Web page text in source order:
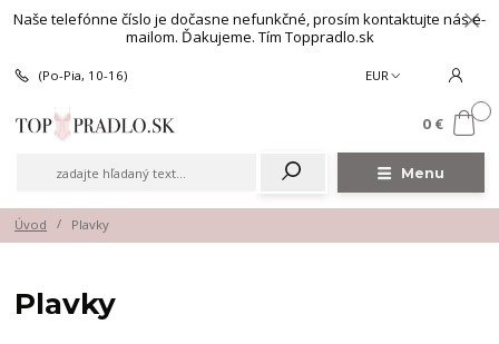
Naše telefónne číslo je dočasne nefunkčné, prosím kontaktujte nás e-
mailom. Ďakujeme. Tím Toppradlo.sk
Menu
EUR
(Po-Pia, 10-16)
0 €
Úvod Plavky
Plavky